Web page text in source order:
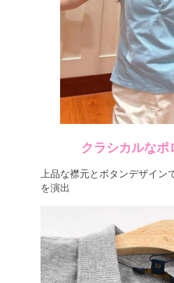
クラシカルなポ
上品な襟元とボタンデザイン
を演出